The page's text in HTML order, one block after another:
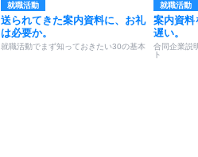
就職活動
送られてきた案内資料に、お礼
は必要か。
就職活動でまず知っておきたい30の基本
就職活動
案内資料
遅い。
合同企業説
ト